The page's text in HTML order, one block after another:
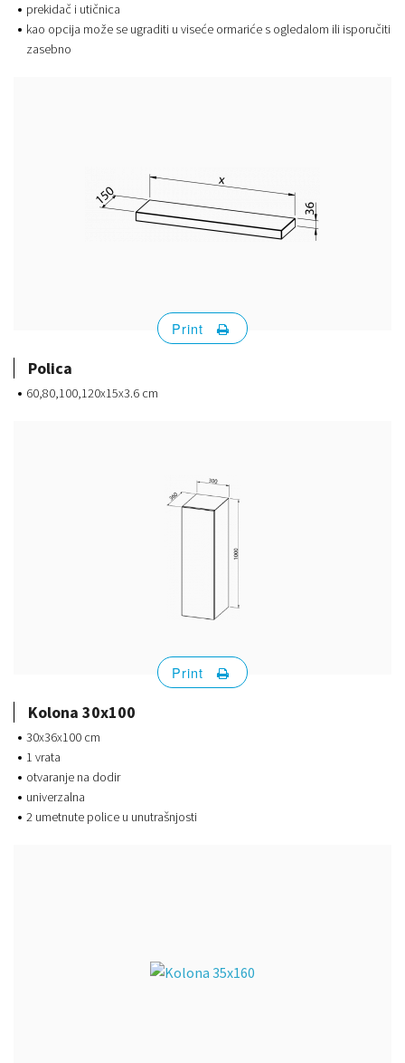
prekidač i utičnica
kao opcija može se ugraditi u viseće ormariće s ogledalom ili isporučiti
zasebno
Polica
60,80,100,120x15x3.6 cm
Print
Kolona 30x100
30x36x100 cm
1 vrata
otvaranje na dodir
univerzalna
2 umetnute police u unutrašnjosti
Print